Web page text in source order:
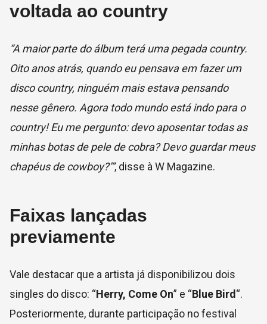
voltada ao country
“A maior parte do álbum terá uma pegada country.
Oito anos atrás, quando eu pensava em fazer um
disco country, ninguém mais estava pensando
nesse gênero. Agora todo mundo está indo para o
country! Eu me pergunto: devo aposentar todas as
minhas botas de pele de cobra? Devo guardar meus
chapéus de cowboy?’”, disse à W Magazine.
Faixas lançadas
previamente
Vale destacar que a artista já disponibilizou dois
singles do disco: “Herry, Come On” e “Blue Bird “.
Posteriormente, durante participação no festival